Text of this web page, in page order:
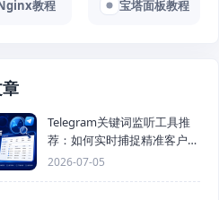
教程 宝塔面板教程
Telegram关键词监听工具推
荐：如何实时捕捉精准客户，
提高获客效率？
2026-07-05